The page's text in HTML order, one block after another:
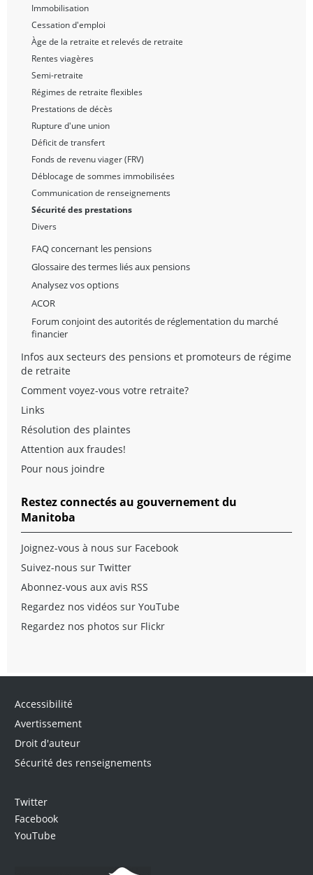
Immobilisation
Cessation d'emploi
Àge de la retraite et relevés de retraite
Rentes viagères
Semi-retraite
Régimes de retraite flexibles
Prestations de décès
Rupture d'une union
Déficit de transfert
Fonds de revenu viager (FRV)
Déblocage de sommes immobilisées
Communication de renseignements
Sécurité des prestations
Divers
FAQ concernant les pensions
Glossaire des termes liés aux pensions
Analysez vos options
ACOR
Forum conjoint des autorités de réglementation du marché
financier
Infos aux secteurs des pensions et promoteurs de régime
de retraite
Comment voyez-vous votre retraite?
Links
Résolution des plaintes
Attention aux fraudes!
Pour nous joindre
Restez connectés au gouvernement du
Manitoba
Joignez-vous à nous sur Facebook
Suivez-nous sur Twitter
Abonnez-vous aux avis RSS
Regardez nos vidéos sur YouTube
Regardez nos photos sur Flickr
Accessibilité
Avertissement
Droit d'auteur
Sécurité des renseignements
Twitter
Facebook
YouTube